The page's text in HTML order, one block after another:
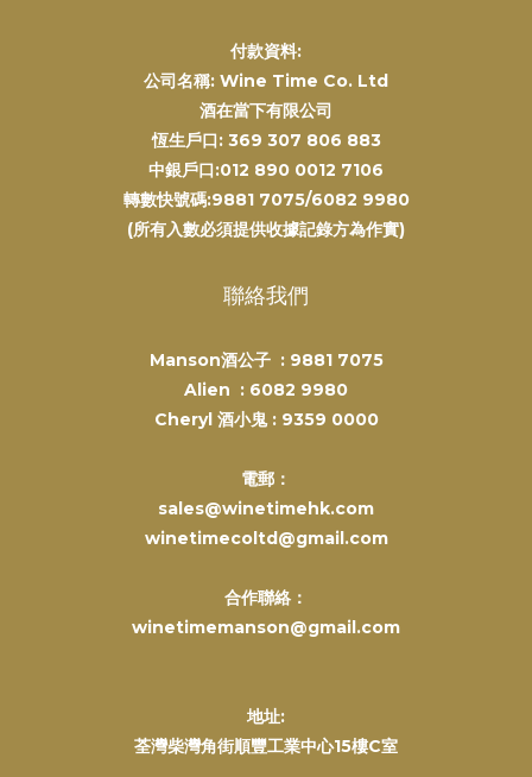
付款資料:
公司名稱: Wine Time Co. Ltd
酒在當下有限公司
恆生戶口: 369 307 806 883
中銀戶口:012 890 0012 7106
轉數快號碼:9881 7075/6082 9980
(所有入數必須提供收據記錄方為作實)
聯絡我們
Manson酒公子 : 9881 7075
Alien : 6082 9980
Cheryl 酒小鬼 : 9359 0000
電郵：
sales@winetimehk.com
winetimecoltd@gmail.com
合作聯絡：
winetimemanson@gmail.com
地址:
荃灣柴灣角街順豐工業中心15樓C室